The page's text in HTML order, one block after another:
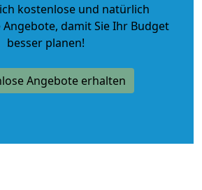
kostenlose und natürlich
, damit Sie Ihr Budget
besser planen!
Angebote erhalten